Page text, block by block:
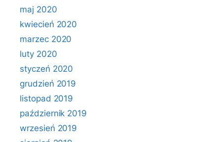
maj 2020
kwiecień 2020
marzec 2020
luty 2020
styczeń 2020
grudzień 2019
listopad 2019
październik 2019
wrzesień 2019